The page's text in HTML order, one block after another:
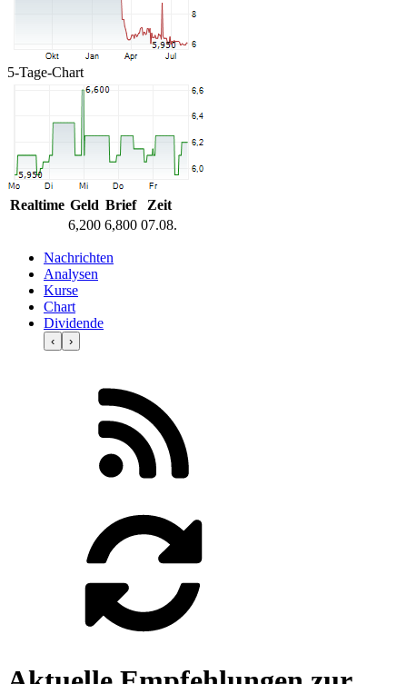
5-Tage-Chart
Realtime Geld Brief
Zeit
6,200 6,800 07.08.
Nachrichten
Analysen
Kurse
Chart
Dividende
‹ ›